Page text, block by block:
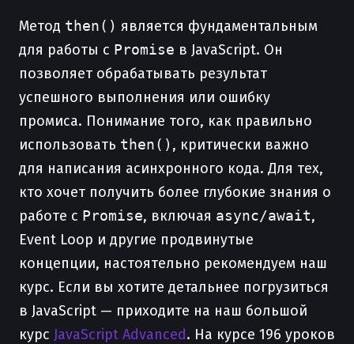
Метод then() является фундаментальным
для работы с Promise в JavaScript. Он
позволяет обрабатывать результат
успешного выполнения или ошибку
промиса. Понимание того, как правильно
использовать then() , критически важно
для написания асинхронного кода. Для тех,
кто хочет получить более глубокие знания о
работе с Promise, включая async/await,
Event Loop и другие продвинутые
концепции, настоятельно рекомендуем наш
курс. Если вы хотите детальнее погрузиться
в JavaScript — приходите на наш большой
курс JavaScript Advanced. На курсе 196 уроков